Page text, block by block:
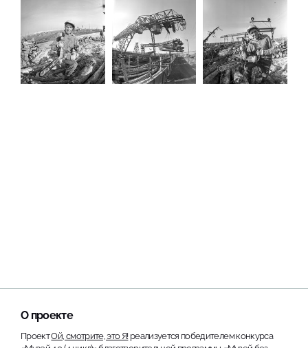
О проекте
ПроектОй, смотрите, это Я! реализуется победителем конкурса